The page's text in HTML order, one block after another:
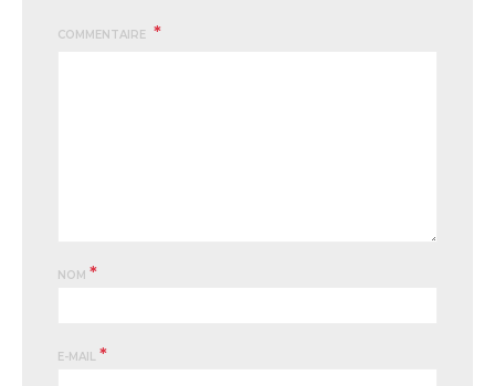
COMMENTAIRE
NOM *
E-MAIL *